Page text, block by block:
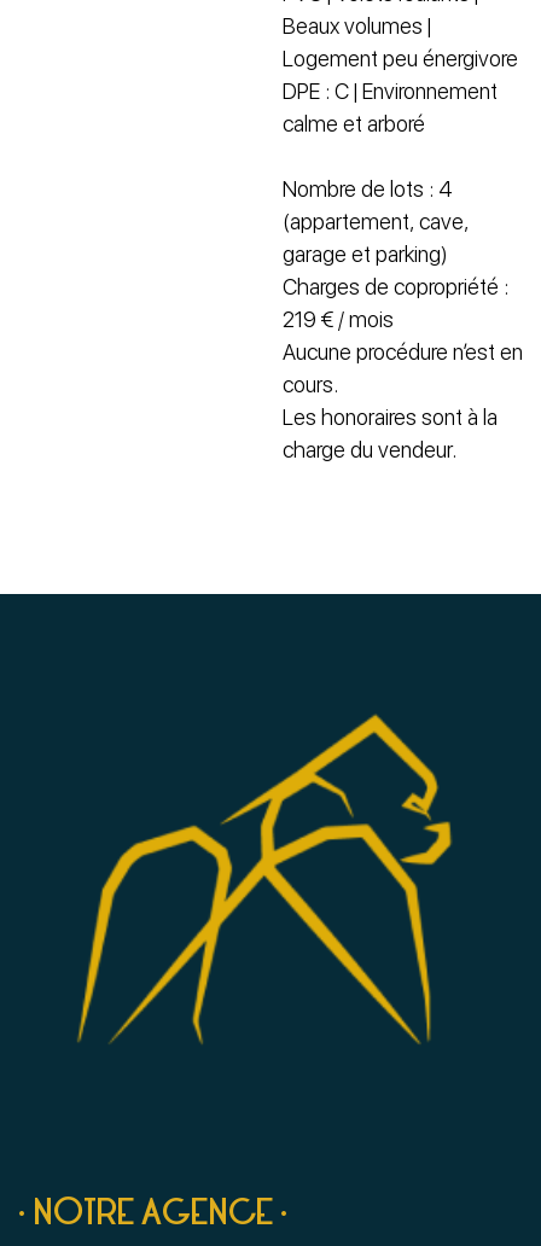
Beaux volumes |
Logement peu énergivore
DPE : C | Environnement
calme et arboré
Nombre de lots : 4
(appartement, cave,
garage et parking)
Charges de copropriété :
219 € / mois
Aucune procédure n’est en
cours.
Les honoraires sont à la
charge du vendeur.
• NOTRE AGENCE •